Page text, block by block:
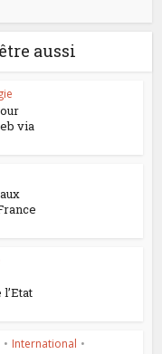
aussi
via
• International •